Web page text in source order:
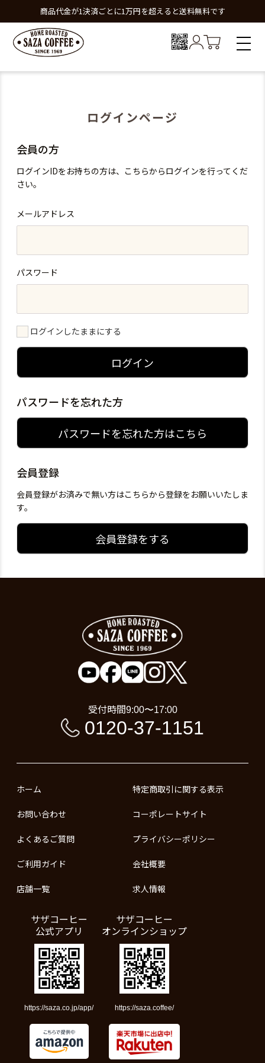
商品代金が1決済ごとに1万円を超えると送料無料です
ログインページ
会員の方
ログインIDをお持ちの方は、こちらからログインを行ってくだ
さい。
メールアドレス
パスワード
ログインしたままにする
ログイン
パスワードを忘れた方
パスワードを忘れた方はこちら
会員登録
会員登録がお済みで無い方はこちらから登録をお願いいたしま
す。
会員登録をする
受付時間9:00〜17:00
0120-37-1151
ホーム
お問い合わせ
よくあるご質問
ご利用ガイド
店舗一覧
特定商取引に関する表示
コーポレートサイト
プライバシーポリシー
会社概要
求人情報
サザコーヒー
公式アプリ
https://saza.co.jp/app/
サザコーヒー
オンラインショップ
https://saza.coffee/